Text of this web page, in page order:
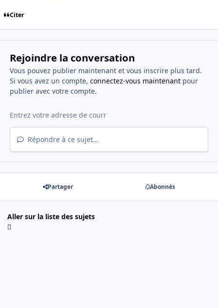
Citer
Rejoindre la conversation
Vous pouvez publier maintenant et vous inscrire plus tard.
Si vous avez un compte, connectez-vous maintenantpour
publier avec votre compte.
Répondre à ce sujet…
Partager Abonnés
Aller sur la liste des sujets